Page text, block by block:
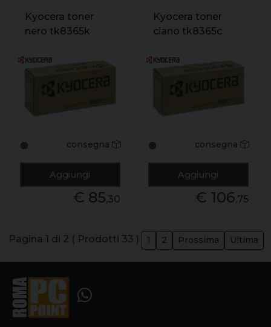
Kyocera toner
nero tk8365k
🟠 consegna
Aggiungi
€ 85,30
Kyocera toner
ciano tk8365c
🟠 consegna
Aggiungi
€ 106,75
Pagina 1 di 2 ( Prodotti 33 ) 1 2 Prossima Ultima